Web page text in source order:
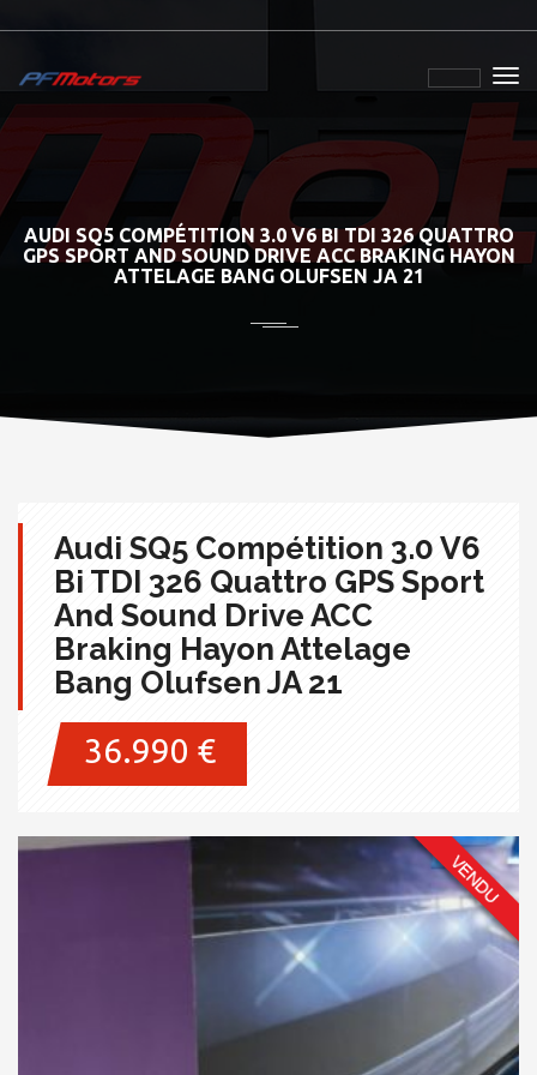
AUDI SQ5 COMPÉTITION 3.0 V6 BI TDI 326 QUATTRO
GPS SPORT AND SOUND DRIVE ACC BRAKING HAYON
ATTELAGE BANG OLUFSEN JA 21
Audi SQ5 Compétition 3.0 V6
Bi TDI 326 Quattro GPS Sport
And Sound Drive ACC
Braking Hayon Attelage
Bang Olufsen JA 21
36.990 €